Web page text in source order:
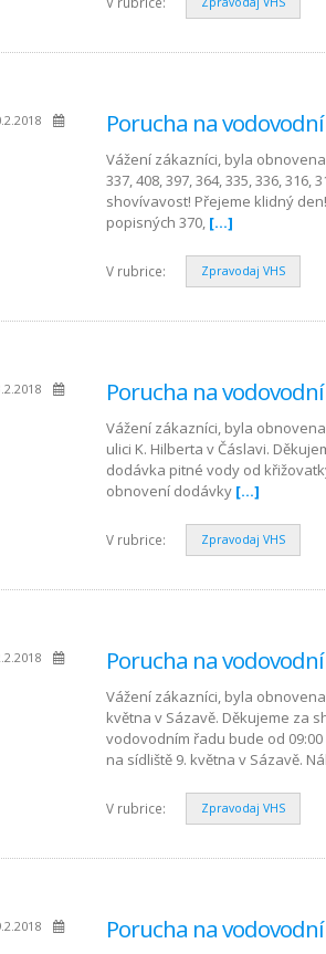
Porucha na
Vážení zákazníci, byla obnovena
337, 408, 397, 364, 335, 336,
shovívavost! Přejeme klidný
popisných 370, […]
V rubrice: Zpravodaj VHS
Porucha na
Vážení zákazníci, byla
ulici K. Hilberta v Čáslavi.
dodávka pitné vody od
obnovení dodávky […]
V rubrice: Zpravodaj VHS
Porucha na
Vážení zákazníci, byla
května v Sázavě. Děkujeme za
vodovodním řadu bude od
na sídliště 9. května v Sázavě.
V rubrice: Zpravodaj VHS
Porucha na